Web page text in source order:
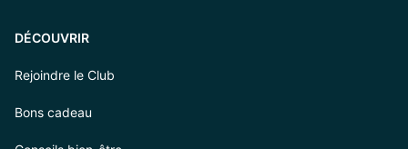
DÉCOUVRIR
Rejoindre le Club
Bons cadeau